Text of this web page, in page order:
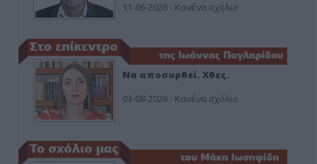
11-06-2026 - Κανένα σχόλιο
Να αποσυρθεί. Χθες.
03-08-2026 - Κανένα σχόλιο